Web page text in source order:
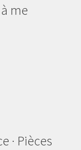
me
· Pièces